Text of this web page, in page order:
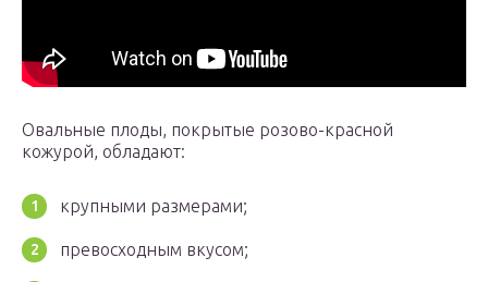
Овальные плоды, покрытые розово-красной
кожурой, обладают:
крупными размерами;
превосходным вкусом;